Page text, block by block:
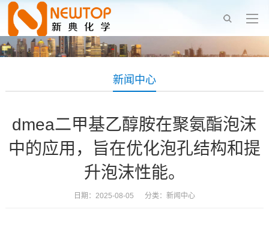
新闻中心
dmea二甲基乙醇胺在聚氨酯泡沫
中的应用，旨在优化泡孔结构和提
升泡沫性能。
日期：2025-08-05 分类： 新闻中心